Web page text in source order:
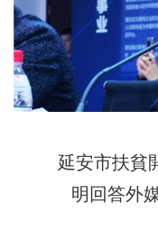
延安市扶貧開
明回答外